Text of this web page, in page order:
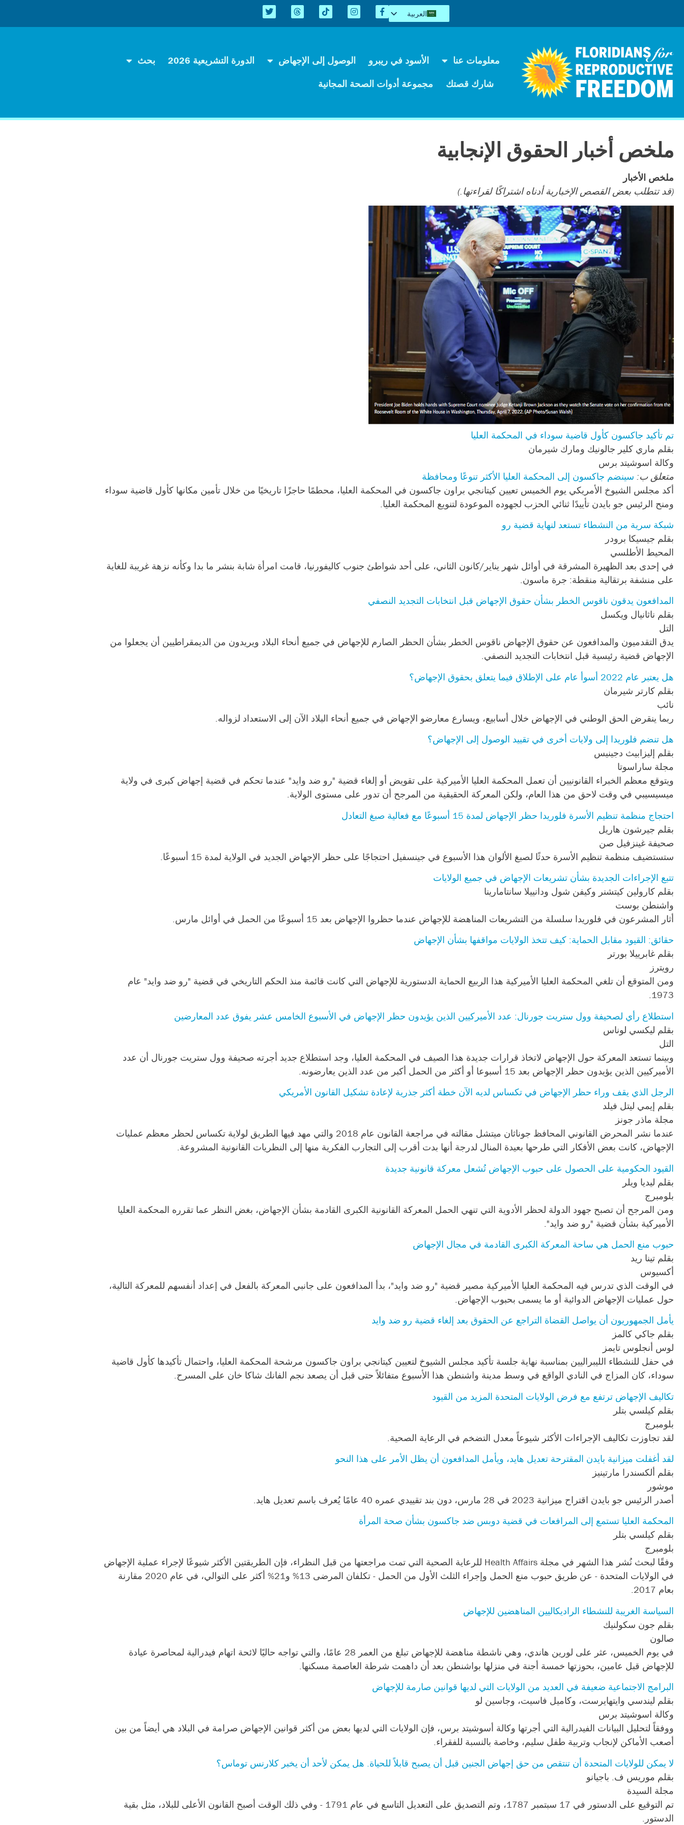
العربية
English
Kreyòl
简体中文
Tiếng Việt
معلومات عنا الأسود في ريبرو الوصول إلى الإجهاض الدورة التشريعية 2026
بحث
شارك قصتك
مجموعة أدوات الصحة المجانية
ملخص أخبار الحقوق الإنجابية
ملخص الأخبار
(قد تتطلب بعض القصص الإخبارية أدناه اشتراكًا لقراءتها.)
تم تأكيد جاكسون كأول قاضية سوداء في المحكمة العليا
بقلم ماري كلير جالونيك ومارك شيرمان
وكالة اسوشيتد برس
متعلق ب: سينضم جاكسون إلى المحكمة العليا الأكثر تنوعًا ومحافظة
أكد مجلس الشيوخ الأمريكي يوم الخميس تعيين كيتانجي براون جاكسون في المحكمة العليا، محطمًا حاجزًا تاريخيًا من خلال تأمين مكانها كأول قاضية سوداء
ومنح الرئيس جو بايدن تأييدًا ثنائي الحزب لجهوده الموعودة لتنويع المحكمة العليا.
شبكة سرية من النشطاء تستعد لنهاية قضية رو
بقلم جيسيكا برودر
المحيط الأطلسي
في إحدى بعد الظهيرة المشرقة في أوائل شهر يناير/كانون الثاني، على أحد شواطئ جنوب كاليفورنيا، قامت امرأة شابة بنشر ما بدا وكأنه نزهة غريبة للغاية
على منشفة برتقالية منقطة: جرة ماسون.
المدافعون يدقون ناقوس الخطر بشأن حقوق الإجهاض قبل انتخابات التجديد النصفي
بقلم ناثانيال ويكسل
التل
يدق التقدميون والمدافعون عن حقوق الإجهاض ناقوس الخطر بشأن الحظر الصارم للإجهاض في جميع أنحاء البلاد ويريدون من الديمقراطيين أن يجعلوا من
الإجهاض قضية رئيسية قبل انتخابات التجديد النصفي.
هل يعتبر عام 2022 أسوأ عام على الإطلاق فيما يتعلق بحقوق الإجهاض؟
بقلم كارتر شيرمان
نائب
ربما ينقرض الحق الوطني في الإجهاض خلال أسابيع، ويسارع معارضو الإجهاض في جميع أنحاء البلاد الآن إلى الاستعداد لزواله.
هل تنضم فلوريدا إلى ولايات أخرى في تقييد الوصول إلى الإجهاض؟
بقلم إليزابيث دجينيس
مجلة ساراسوتا
ويتوقع معظم الخبراء القانونيين أن تعمل المحكمة العليا الأميركية على تقويض أو إلغاء قضية "رو ضد وايد" عندما تحكم في قضية إجهاض كبرى في ولاية
ميسيسيبي في وقت لاحق من هذا العام، ولكن المعركة الحقيقية من المرجح أن تدور على مستوى الولاية.
احتجاج منظمة تنظيم الأسرة فلوريدا حظر الإجهاض لمدة 15 أسبوعًا مع فعالية صبغ التعادل
بقلم جيرشون هاريل
صحيفة غينزفيل صن
ستستضيف منظمة تنظيم الأسرة حدثًا لصبغ الألوان هذا الأسبوع في جينسفيل احتجاجًا على حظر الإجهاض الجديد في الولاية لمدة 15 أسبوعًا.
تتبع الإجراءات الجديدة بشأن تشريعات الإجهاض في جميع الولايات
بقلم كارولين كيتشنر وكيفن شول ودانييلا سانتامارينا
واشنطن بوست
أثار المشرعون في فلوريدا سلسلة من التشريعات المناهضة للإجهاض عندما حظروا الإجهاض بعد 15 أسبوعًا من الحمل في أوائل مارس.
حقائق: القيود مقابل الحماية: كيف تتخذ الولايات مواقفها بشأن الإجهاض
بقلم غابرييلا بورتر
رويترز
ومن المتوقع أن تلغي المحكمة العليا الأميركية هذا الربيع الحماية الدستورية للإجهاض التي كانت قائمة منذ الحكم التاريخي في قضية "رو ضد وايد" عام
1973.
استطلاع رأي لصحيفة وول ستريت جورنال: عدد الأميركيين الذين يؤيدون حظر الإجهاض في الأسبوع الخامس عشر يفوق عدد المعارضين
بقلم ليكسي لوناس
التل
وبينما تستعد المعركة حول الإجهاض لاتخاذ قرارات جديدة هذا الصيف في المحكمة العليا، وجد استطلاع جديد أجرته صحيفة وول ستريت جورنال أن عدد
الأميركيين الذين يؤيدون حظر الإجهاض بعد 15 أسبوعا أو أكثر من الحمل أكبر من عدد الذين يعارضونه.
الرجل الذي يقف وراء حظر الإجهاض في تكساس لديه الآن خطة أكثر جذرية لإعادة تشكيل القانون الأمريكي
بقلم إيمي ليتل فيلد
مجلة ماذر جونز
عندما نشر المحرض القانوني المحافظ جوناثان ميتشل مقالته في مراجعة القانون عام 2018 والتي مهد فيها الطريق لولاية تكساس لحظر معظم عمليات
الإجهاض، كانت بعض الأفكار التي طرحها بعيدة المنال لدرجة أنها بدت أقرب إلى التجارب الفكرية منها إلى النظريات القانونية المشروعة.
القيود الحكومية على الحصول على حبوب الإجهاض تُشعل معركة قانونية جديدة
بقلم ليديا ويلر
بلومبرج
ومن المرجح أن تصبح جهود الدولة لحظر الأدوية التي تنهي الحمل المعركة القانونية الكبرى القادمة بشأن الإجهاض، بغض النظر عما تقرره المحكمة العليا
الأميركية بشأن قضية "رو ضد وايد".
حبوب منع الحمل هي ساحة المعركة الكبرى القادمة في مجال الإجهاض
بقلم تينا ريد
أكسيوس
في الوقت الذي تدرس فيه المحكمة العليا الأميركية مصير قضية "رو ضد وايد"، بدأ المدافعون على جانبي المعركة بالفعل في إعداد أنفسهم للمعركة التالية،
حول عمليات الإجهاض الدوائية أو ما يسمى بحبوب الإجهاض.
يأمل الجمهوريون أن يواصل القضاة التراجع عن الحقوق بعد إلغاء قضية رو ضد وايد
بقلم جاكي كالمز
لوس أنجلوس تايمز
في حفل للنشطاء الليبراليين بمناسبة نهاية جلسة تأكيد مجلس الشيوخ لتعيين كيتانجي براون جاكسون مرشحة المحكمة العليا، واحتمال تأكيدها كأول قاضية
سوداء، كان المزاج في النادي الواقع في وسط مدينة واشنطن هذا الأسبوع متفائلاً حتى قبل أن يصعد نجم الفانك شاكا خان على المسرح.
تكاليف الإجهاض ترتفع مع فرض الولايات المتحدة المزيد من القيود
بقلم كيلسي بتلر
بلومبرج
لقد تجاوزت تكاليف الإجراءات الأكثر شيوعاً معدل التضخم في الرعاية الصحية.
لقد أغفلت ميزانية بايدن المقترحة تعديل هايد، ويأمل المدافعون أن يظل الأمر على هذا النحو
بقلم ألكسندرا مارتينيز
موشور
أصدر الرئيس جو بايدن اقتراح ميزانية 2023 في 28 مارس، دون بند تقييدي عمره 40 عامًا يُعرف باسم تعديل هايد.
المحكمة العليا تستمع إلى المرافعات في قضية دوبس ضد جاكسون بشأن صحة المرأة
بقلم كيلسي بتلر
بلومبرج
وفقًا لبحث نُشر هذا الشهر في مجلة Health Affairs للرعاية الصحية التي تمت مراجعتها من قبل النظراء، فإن الطريقتين الأكثر شيوعًا لإجراء عملية الإجهاض
في الولايات المتحدة - عن طريق حبوب منع الحمل وإجراء الثلث الأول من الحمل - تكلفان المرضى 13% و21% أكثر على التوالي، في عام 2020 مقارنة
بعام 2017.
السياسة الغريبة للنشطاء الراديكاليين المناهضين للإجهاض
بقلم جون سكولنيك
صالون
في يوم الخميس، عثر على لورين هاندي، وهي ناشطة مناهضة للإجهاض تبلغ من العمر 28 عامًا، والتي تواجه حاليًا لائحة اتهام فيدرالية لمحاصرة عيادة
للإجهاض قبل عامين، بحوزتها خمسة أجنة في منزلها بواشنطن بعد أن داهمت شرطة العاصمة مسكنها.
البرامج الاجتماعية ضعيفة في العديد من الولايات التي لديها قوانين صارمة للإجهاض
بقلم ليندسي وايتهايرست، وكاميل فاسيت، وجاسين لو
وكالة اسوشيتد برس
ووفقاً لتحليل البيانات الفيدرالية التي أجرتها وكالة أسوشيتد برس، فإن الولايات التي لديها بعض من أكثر قوانين الإجهاض صرامة في البلاد هي أيضاً من بين
أصعب الأماكن لإنجاب وتربية طفل سليم، وخاصة بالنسبة للفقراء.
لا يمكن للولايات المتحدة أن تنتقص من حق إجهاض الجنين قبل أن يصبح قابلاً للحياة. هل يمكن لأحد أن يخبر كلارنس توماس؟
بقلم موريس ف. باجيانو
مجلة السيدة
تم التوقيع على الدستور في 17 سبتمبر 1787، وتم التصديق على التعديل التاسع في عام 1791 - وفي ذلك الوقت أصبح القانون الأعلى للبلاد، مثل بقية
الدستور.